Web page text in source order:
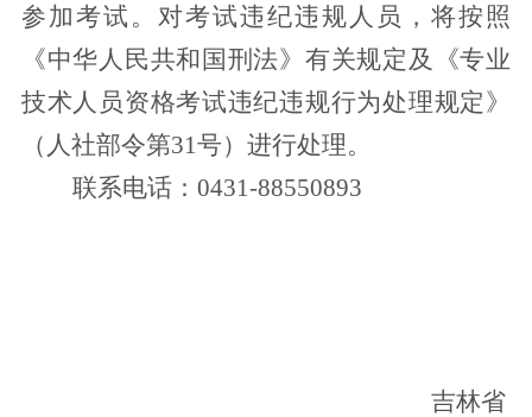
参加考试。对考试违纪违规人员，将按照
《中华人民共和国刑法》有关规定及《专业
技术人员资格考试违纪违规行为处理规定》
（人社部令第31号）进行处理。
联系电话：0431-88550893
吉林省